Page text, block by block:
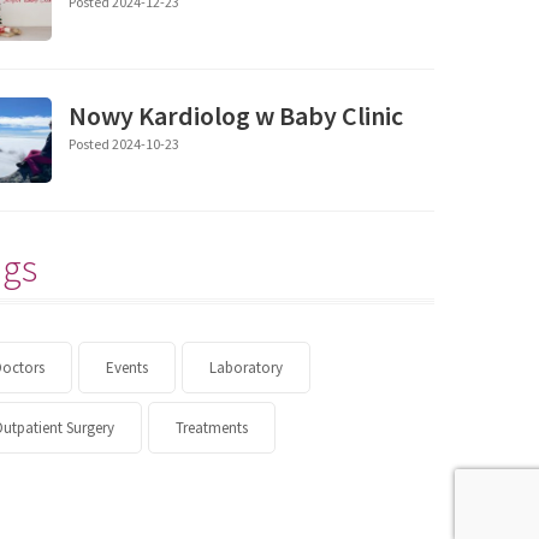
Nowy Kardiolog w Baby Clinic
Posted 2024-10-23
Events Laboratory
Surgery Treatments